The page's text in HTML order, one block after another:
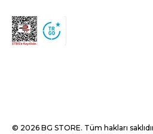
© 2026 BG STORE. Tüm hakları